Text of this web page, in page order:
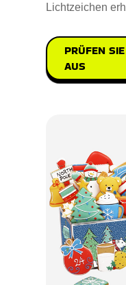
Lichtzeichen
PRÜFEN
AUS